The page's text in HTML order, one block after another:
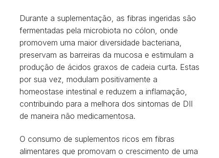
Durante a suplementação, as fibras ingeridas são
fermentadas pela microbiota no cólon, onde
promovem uma maior diversidade bacteriana,
preservam as barreiras da mucosa e estimulam a
produção de ácidos graxos de cadeia curta. Estas
por sua vez, modulam positivamente a
homeostase intestinal e reduzem a inflamação,
contribuindo para a melhora dos sintomas de DII
de maneira não medicamentosa.
O consumo de suplementos ricos em fibras
alimentares que promovam o crescimento de uma